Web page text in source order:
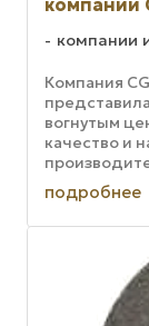
компании
Компания
вогнутым
качество и
и ...
подробнее